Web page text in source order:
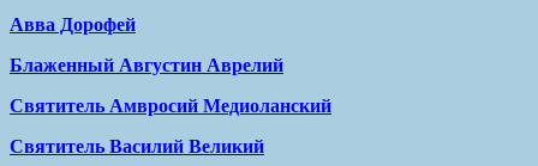
Авва Дорофей
Блаженный Августин Аврелий
Святитель Амвросий Медиоланский
Святитель Василий Великий